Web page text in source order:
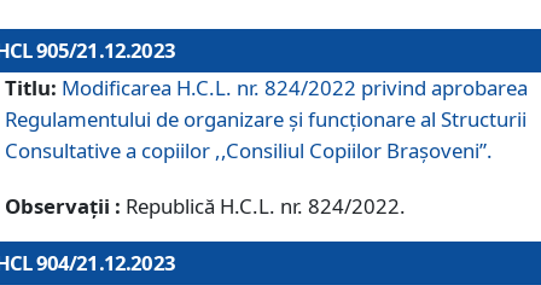
905/21.12.2023
Titlu: Modificarea H.C.L. nr. 824/2022 privind aprobarea
Regulamentului de organizare şi funcţionare al Structurii
Consultative a copiilor ,,Consiliul Copiilor Braşoveni”.
Observații : Republică H.C.L. nr. 824/2022.
904/21.12.2023